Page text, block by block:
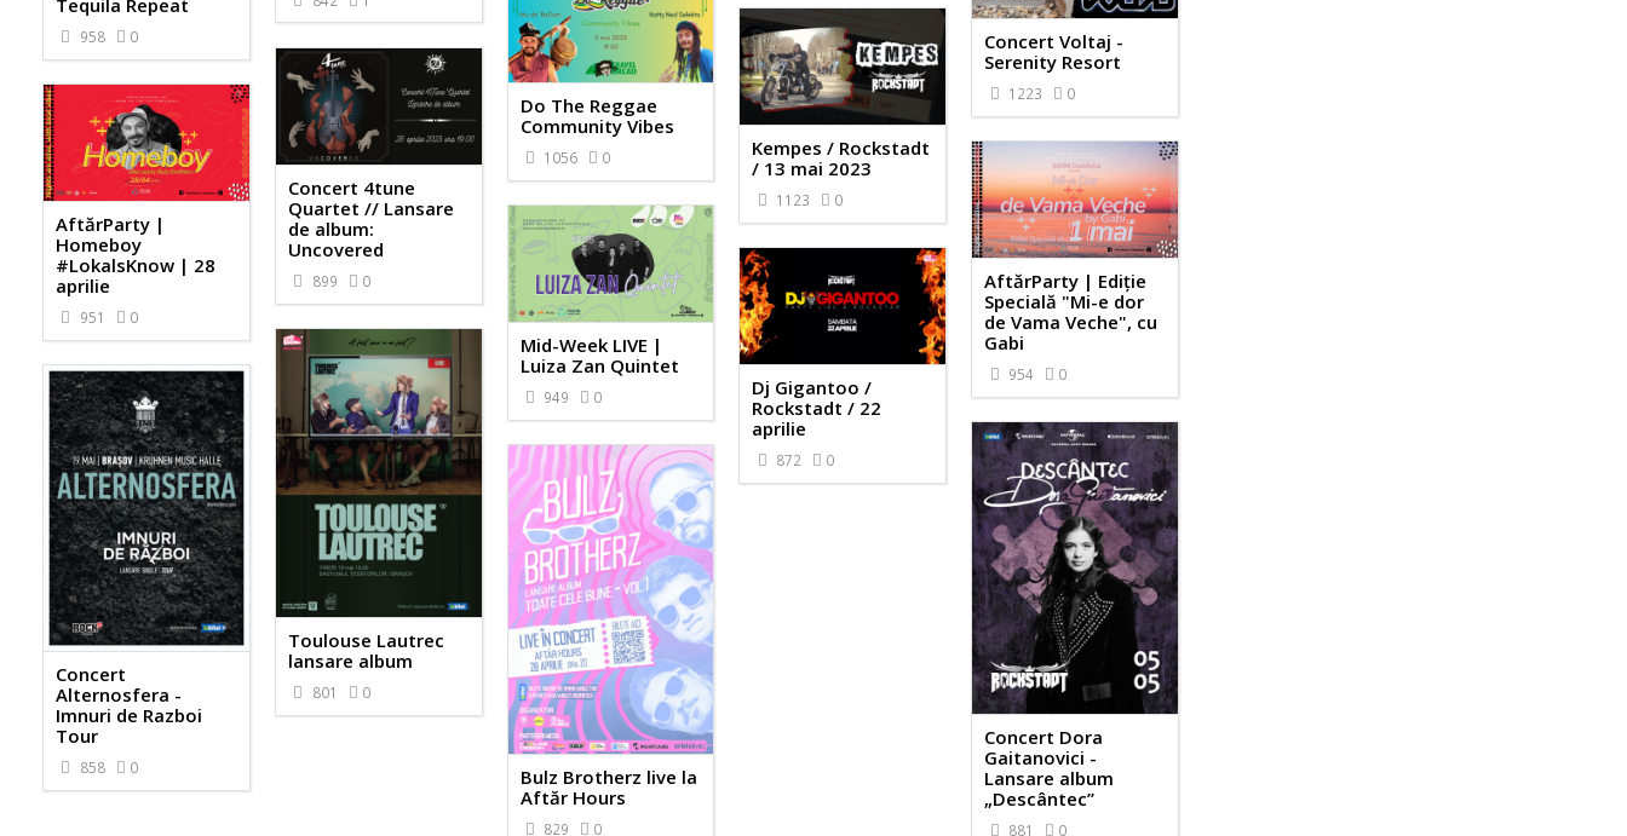
Tequila Repeat
958 0
Concert Voltaj -
Serenity Resort
1223 0
Do The Reggae
Community Vibes
1056 0
Kempes / Rockstadt
/ 13 mai 2023
1123 0
Concert 4tune
Quartet // Lansare
de album:
Uncovered
899 0
AftărParty |
Homeboy
#LokalsKnow | 28
aprilie
951 0
AftărParty | Ediție
Specială "Mi-e dor
de Vama Veche", cu
Gabi
954 0
Mid-Week LIVE |
Luiza Zan Quintet
949 0
Dj Gigantoo /
Rockstadt / 22
aprilie
872 0
Toulouse Lautrec
lansare album
801 0
Concert
Alternosfera -
Imnuri de Razboi
Tour
858 0
Concert Dora
Gaitanovici -
Lansare album
„Descântec”
881 0
Bulz Brotherz live la
Aftăr Hours
829 0